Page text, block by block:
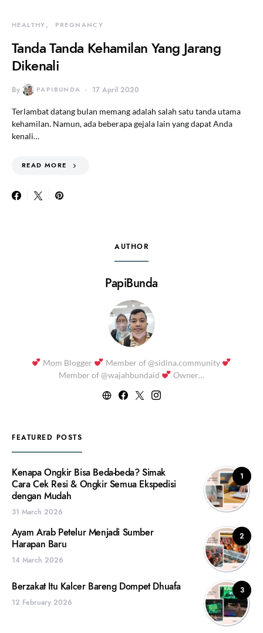
HEALTHY PREGNANCY
Tanda Tanda Kehamilan Yang Jarang
Dikenali
By PAPIBUNDA 17 April 2020
Terlambat datang bulan memang adalah salah satu tanda utama
kehamilan. Namun, ada beberapa gejala lain yang dapat Anda
kenali…
READ MORE
AUTHOR
PapiBunda
Mom Blogger
Member of @sidina.community
Member of @wajahbundaid
Owner…
FEATURED POSTS
1
Kenapa Ongkir Bisa Beda-beda? Simak
Cara Cek Resi & Ongkir Semua Ekspedisi
dengan Mudah
31 March 2026
2
Ayam Arab Petelur Menjadi Sumber
Harapan Baru
14 March 2026
3
Berzakat Itu Kalcer Bareng Dompet Dhuafa
12 February 2026